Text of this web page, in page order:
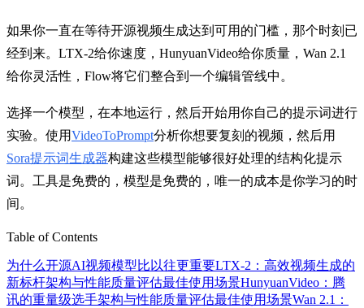
如果你一直在等待开源视频生成达到可用的门槛，那个时刻已
经到来。LTX-2给你速度，HunyuanVideo给你质量，Wan 2.1
给你灵活性，Flow将它们整合到一个编辑管线中。
选择一个模型，在本地运行，然后开始用你自己的提示词进行
实验。使用VideoToPrompt分析你想要复刻的视频，然后用
Sora提示词生成器构建这些模型能够很好处理的结构化提示
词。工具是免费的，模型是免费的，唯一的成本是你学习的时
间。
Table of Contents
为什么开源AI视频模型比以往更重要LTX-2：高效视频生成的
新标杆架构与性能质量评估最佳使用场景HunyuanVideo：腾
讯的重量级选手架构与性能质量评估最佳使用场景Wan 2.1：